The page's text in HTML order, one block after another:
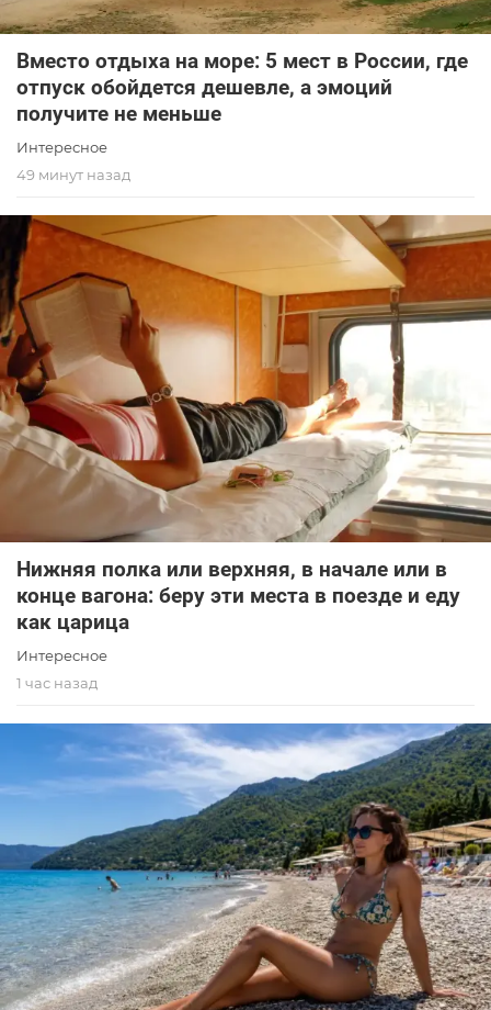
Вместо отдыха на море: 5 мест в России, где
отпуск обойдется дешевле, а эмоций
получите не меньше
Интересное
49 минут назад
Нижняя полка или верхняя, в начале или в
конце вагона: беру эти места в поезде и еду
как царица
Интересное
1 час назад